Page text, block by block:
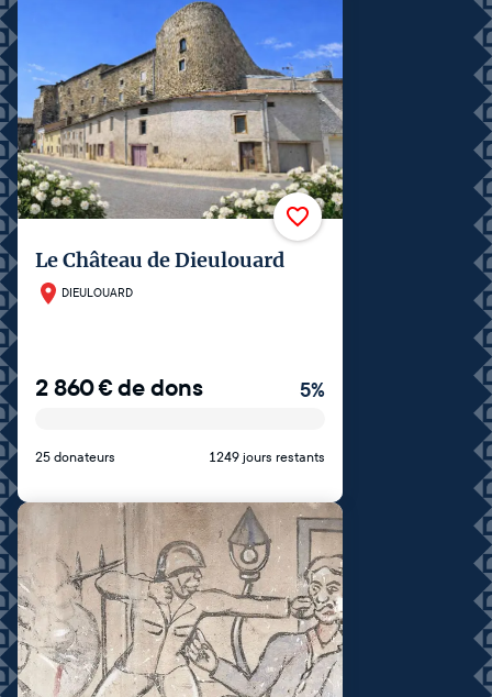
Le Château de Dieulouard
DIEULOUARD
2 860€de dons 5%
25 donateurs 1249 jours restants